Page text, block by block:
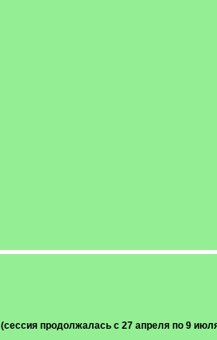
продолжалась с 27 апреля по 9